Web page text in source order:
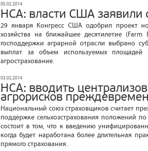
05.02.2014
НСА: власти США заявили
29 января Конгресс США одобрил проект
хозяйства на ближайшее десятилетие
господдержки аграрной отрасли выбрано
выплат за объем используемых площадей
агрострахование.
03.02.2014
НСА: вводить
агрорисков
Национальный союз страховщиков считает
поддержке сельхозстрахования положений
состоит в том, что к введению
когда будет наработана более длительная
прямого страхования.